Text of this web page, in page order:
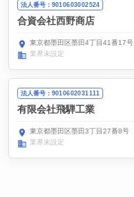
法人番号：9010603002524
合資会社西野商店
東京都墨田区墨田4丁目41番17号
業界未設定
法人番号：9010602031111
有限会社飛騨工業
東京都墨田区墨田3丁目27番8号
業界未設定